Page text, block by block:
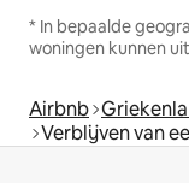
* In bepaalde
woningen kunnen
Airbnb
Verblijven van